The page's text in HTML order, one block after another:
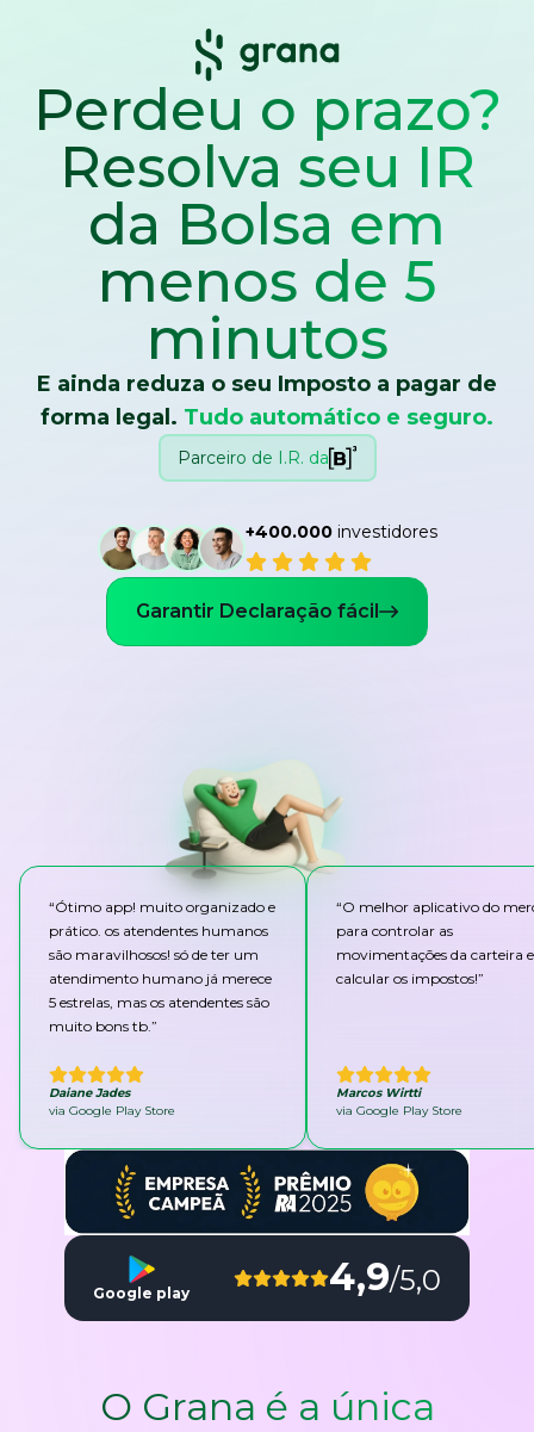
Perdeu o prazo?
Resolva seu IR
da Bolsa em
menos de 5
minutos
E ainda reduza o seu Imposto a pagar de
forma legal. Tudo automático e seguro.
Parceiro de I.R. da
+400.000investidores
Garantir Declaração fácil
“Ótimo app! muito organizado e
prático. os atendentes humanos
são maravilhosos! só de ter um
atendimento humano já merece
5 estrelas, mas os atendentes são
muito bons tb.”
Daiane Jades
via Google Play Store
“O melhor aplicativo do
para controlar as
movimentações da carteira e
calcular os impostos!”
Marcos Wirtti
via Google Play Store
Google play 4,9/5,0
O Grana é a única